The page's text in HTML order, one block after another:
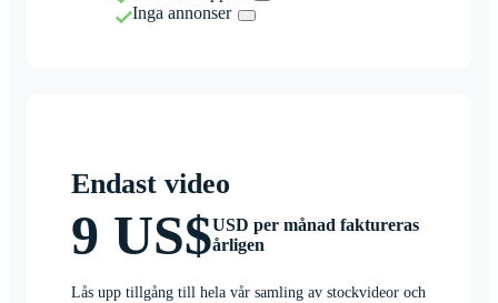
Inga annonser
Endast video
9 US$USD per månad faktureras
årligen
Lås upp tillgång till hela vår samling av stockvideor och